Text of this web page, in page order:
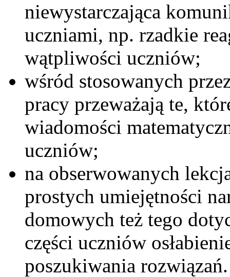
niewystarczająca
uczniami, np. rzadkie
wątpliwości uczniów;
wśród stosowanych
pracy przeważają te,
wiadomości
uczniów;
na obserwowanych
prostych umiejętności
domowych też tego
części uczniów
poszukiwania rozwiązań.